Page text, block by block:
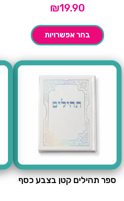
₪19.90
בחר אפשרויות
ספר תהילים קטן בצבע כסף